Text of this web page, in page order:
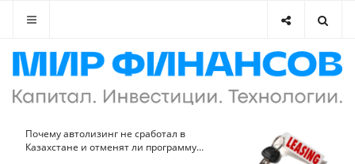
Почему автолизинг не сработал в
Казахстане и отменят ли программу...